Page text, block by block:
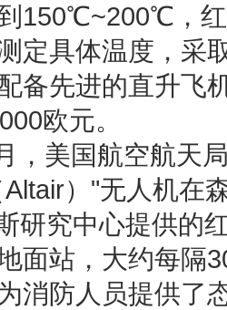
150℃~200℃，
定具体温度，采
备先进的直升飞
欧元。
，美国航空航天
）"无人机在
研究中心提供的
面站，大约每隔
消防人员提供了